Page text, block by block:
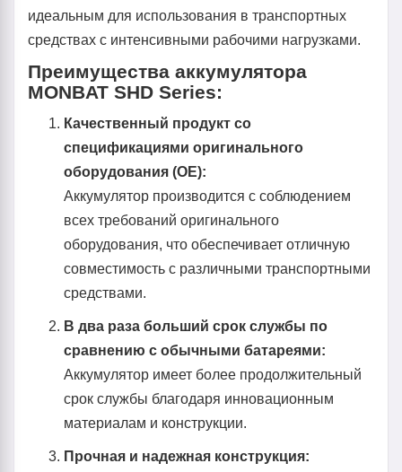
идеальным для использования в транспортных
средствах с интенсивными рабочими нагрузками.
Преимущества аккумулятора
MONBAT SHD Series:
Качественный продукт со
спецификациями оригинального
оборудования (ОЕ):
Аккумулятор производится с соблюдением
всех требований оригинального
оборудования, что обеспечивает отличную
совместимость с различными транспортными
средствами.
В два раза больший срок службы по
сравнению с обычными батареями:
Аккумулятор имеет более продолжительный
срок службы благодаря инновационным
материалам и конструкции.
Прочная и надежная конструкция: